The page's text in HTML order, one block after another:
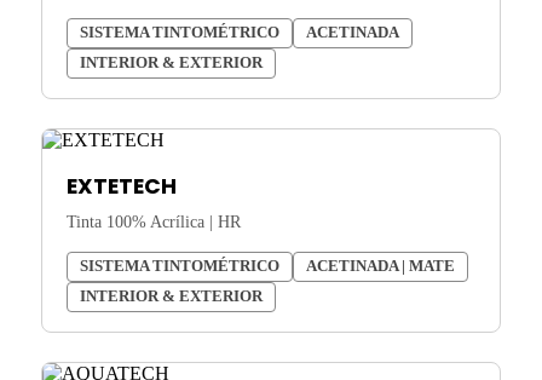
SISTEMA TINTOMÉTRICO
ACETINADA
INTERIOR & EXTERIOR
EXTETECH
Tinta 100% Acrílica | HR
SISTEMA TINTOMÉTRICO
ACETINADA | MATE
INTERIOR & EXTERIOR